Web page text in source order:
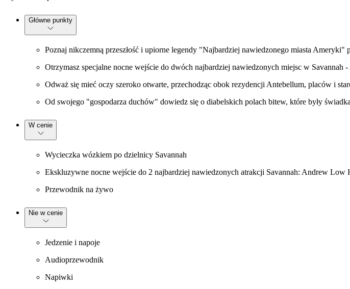
Główne punkty
Poznaj nikczemną przeszłość i upiorne legendy "Najbardziej nawiedzonego miasta
Otrzymasz specjalne nocne wejście do dwóch najbardziej nawiedzonych miejsc w
Odważ się mieć oczy szeroko otwarte, przechodząc obok rezydencji Antebellum, placów i
Od swojego "gospodarza duchów" dowiedz się o diabelskich polach bitew, które były
W cenie
Wycieczka wózkiem po dzielnicy Savannah
Ekskluzywne nocne wejście do 2 najbardziej nawiedzonych atrakcji Savannah: Andrew Low
Przewodnik na żywo
Nie w cenie
Jedzenie i napoje
Audioprzewodnik
Napiwki